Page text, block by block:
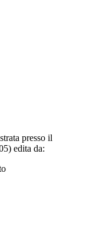
presso il
edita da: